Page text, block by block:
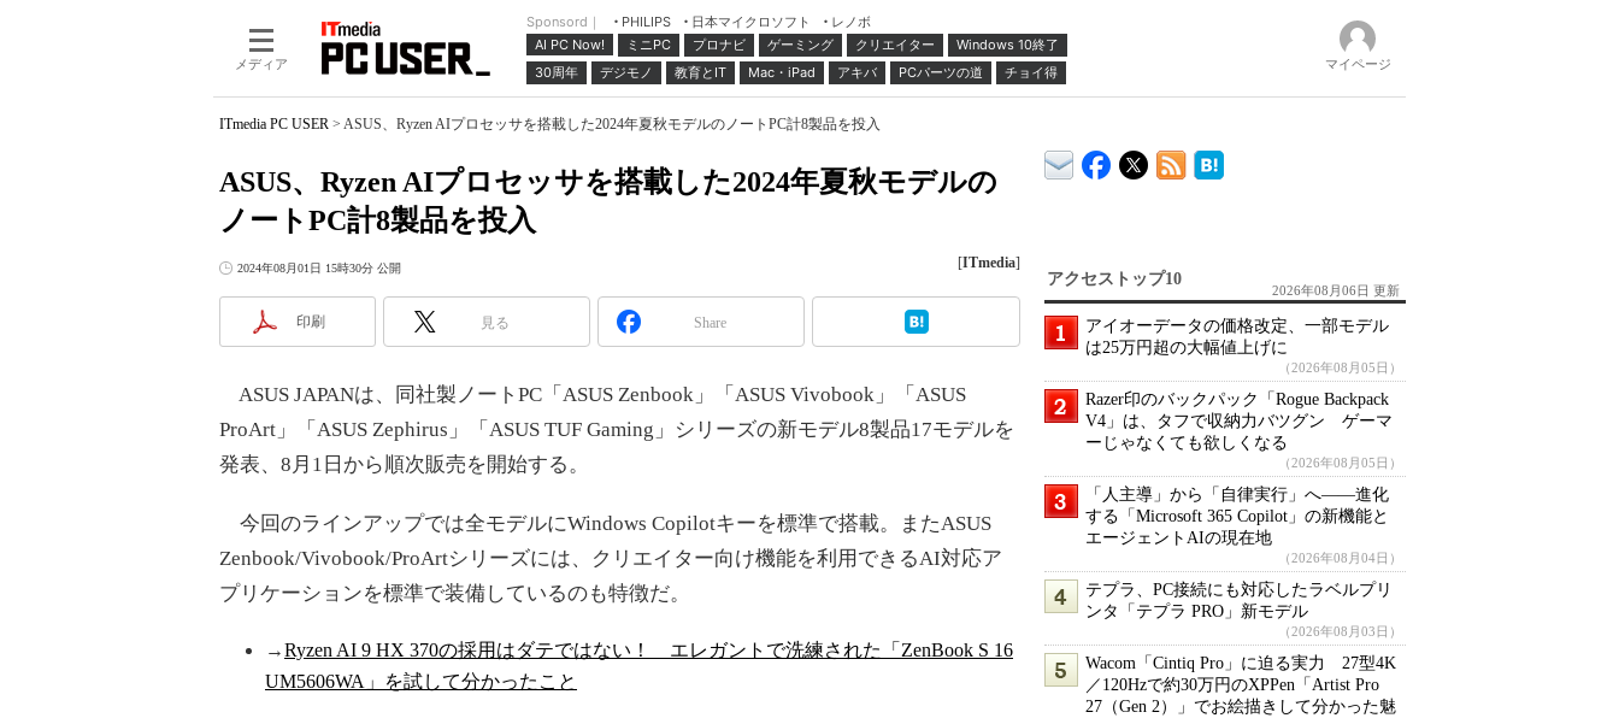
メディア
Sponsord｜ PHILIPS 日本マイクロソフト
レノボ
AI PC Now!
ミニPC プロナビ ゲーミング クリエイター
Windows 10終了
30周年
デジモノ 教育とIT Mac・iPad アキバ PCパーツの道 チョイ得 マイページ
ITmedia PC USER > ASUS、Ryzen AIプロセッサを搭載した2024年夏秋モデルのノートPC計8製品を投入
ASUS、Ryzen AIプロセッサを搭載した2024年夏秋モデルの
ノートPC計8製品を投入
2024年08月01日 15時30分 公開 [ITmedia]
印刷 見る Share
ASUS JAPANは、同社製ノートPC「ASUS Zenbook」「ASUS Vivobook」「ASUS
ProArt」「ASUS Zephirus」「ASUS TUF Gaming」シリーズの新モデル8製品17モデルを
発表、8月1日から順次販売を開始する。
今回のラインアップでは全モデルにWindows Copilotキーを標準で搭載。またASUS
Zenbook/Vivobook/ProArtシリーズには、クリエイター向け機能を利用できるAI対応ア
プリケーションを標準で装備しているのも特徴だ。
→Ryzen AI 9 HX 370の採用はダテではない！ エレガントで洗練された「ZenBook S 16
UM5606WA」を試して分かったこと
アクセストップ10
2026年08月06日 更新
アイオーデータの価格改定、一部モデル
は25万円超の大幅値上げに
（2026年08月05日）
Razer印のバックパック「Rogue Backpack
V4」は、タフで収納力バツグン ゲーマ
ーじゃなくても欲しくなる
（2026年08月05日）
「人主導」から「自律実行」へ――進化
する「Microsoft 365 Copilot」の新機能と
エージェントAIの現在地
（2026年08月04日）
テプラ、PC接続にも対応したラベルプリ
ンタ「テプラ PRO」新モデル
（2026年08月03日）
Wacom「Cintiq Pro」に迫る実力 27型4K
／120Hzで約30万円のXPPen「Artist Pro
27（Gen 2）」でお絵描きして分かった魅